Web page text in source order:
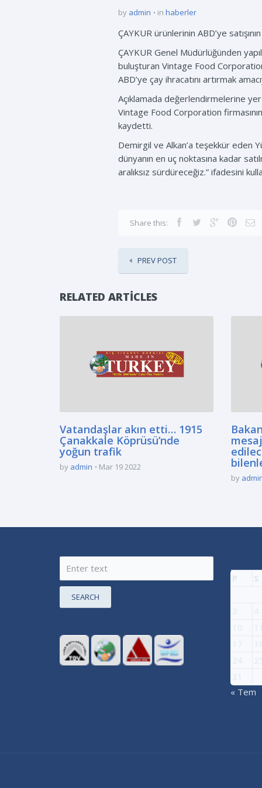
by admin in haberler
ÇAYKUR ürünlerinin ABD’ye
ÇAYKUR Genel Müdürlüğünden
buluşturan Vintage Food
ABD’ye çay ihracatını artırmak
Açıklamada değerlendirmelerine
Vintage Food Corporation
kaydetti.
Demirgil ve Alkan’a teşekkür eden
dünyanın en uç noktasına kadar
aralıksız sürdüreceğiz.” ifadesini
Share this:
PREV POST
RELATED ARTICLES
Vatandaşlar akın etti… 1915
Çanakkale Köprüsü’nde
yoğun trafik
by admin Mar 19 2022
by
SEARCH
P S
4
10
17
24
31
« Tem